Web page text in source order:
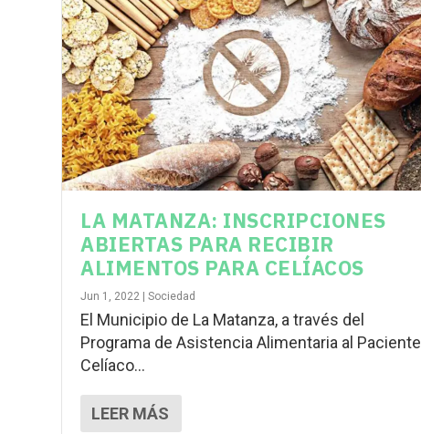
LA MATANZA: INSCRIPCIONES
ABIERTAS PARA RECIBIR
ALIMENTOS PARA CELÍACOS
Jun 1, 2022 |Sociedad
El Municipio de La Matanza, a través del
Programa de Asistencia Alimentaria al Paciente
Celíaco...
LEER MÁS